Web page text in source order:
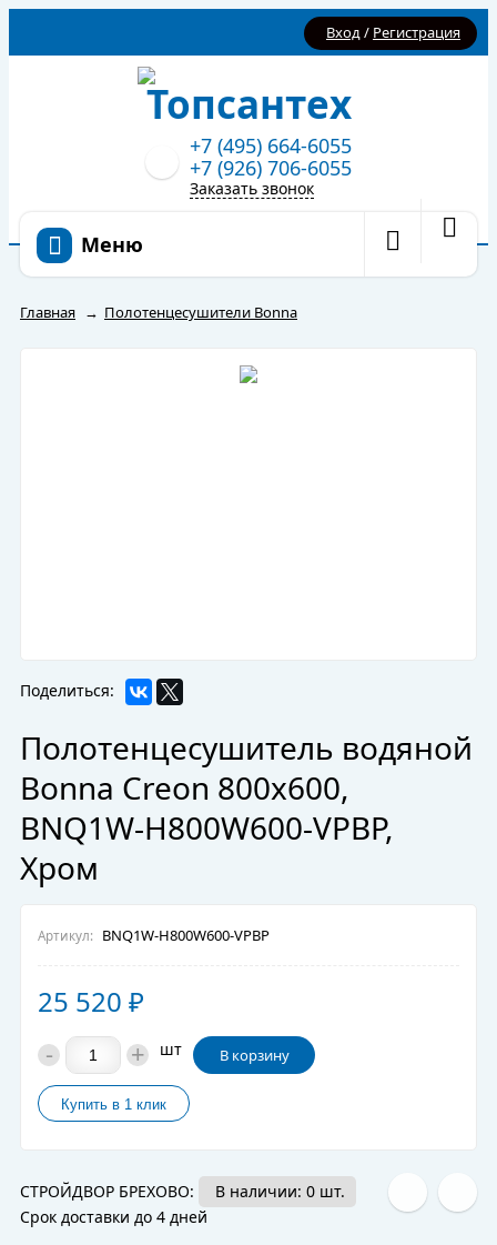
Вход/ Регистрация
+7 (495) 664-6055
+7 (926) 706-6055
Заказать звонок
Меню
Главная → Полотенцесушители Bonna
Поделиться:
Полотенцесушитель водяной
Bonna Creon 800x600,
BNQ1W-H800W600-VPBP,
Хром
Артикул: BNQ1W-H800W600-VPBP
25 520 ₽
- + шт В корзину
СТРОЙДВОР БРЕХОВО:
В наличии: 0 шт.
Срок доставки до 4 дней